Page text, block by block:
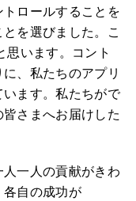
ロールすることを
を選びました。こ
思います。コント
、私たちのアプリ
ます。私たちがで
さまへお届けした
一人の貢献がきわ
自の成功が